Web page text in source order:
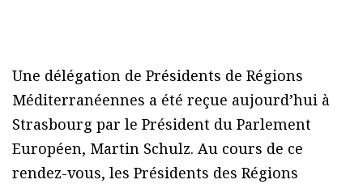
Une délégation de Présidents de Régions
Méditerranéennes a été reçue aujourd’hui à
Strasbourg par le Président du Parlement
Européen, Martin Schulz. Au cours de ce
rendez-vous, les Présidents des Régions